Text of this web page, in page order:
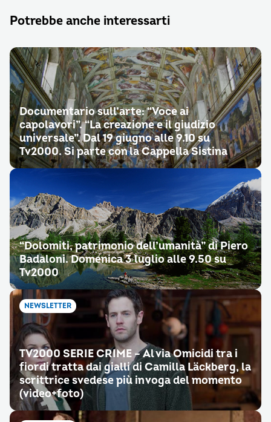
Potrebbe anche interessarti
Documentario sull’arte: “Voce ai
capolavori”. “La creazione e il giudizio
universale”. Dal 19 giugno alle 9.10 su
Tv2000. Si parte con la Cappella Sistina
“Dolomiti, patrimonio dell’umanità” di Piero
Badaloni. Domenica 3 luglio alle 9.50 su
Tv2000
NEWSLETTER
TV2000 SERIE CRIME – Al via Omicidi tra i
fiordi tratta dai gialli di Camilla Läckberg, la
scrittrice svedese più in voga del momento
(video+foto)